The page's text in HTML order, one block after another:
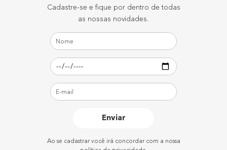
Cadastre-se e fique por dentro de todas
as nossas novidades.
Enviar
Ao se cadastrar você irá concordar com a nossa